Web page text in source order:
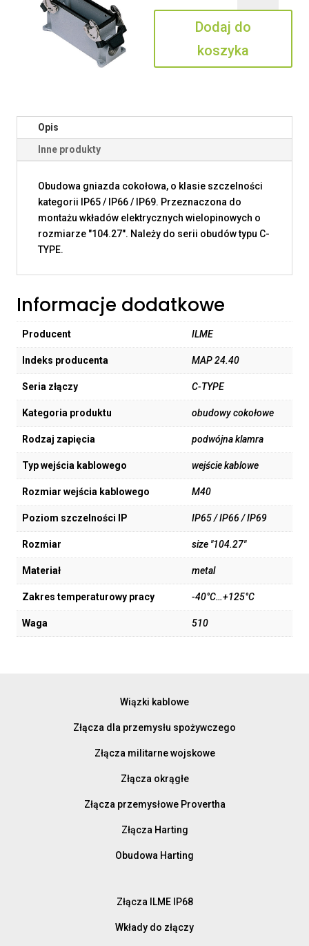
24.40
Dodaj do
koszyka
Opis
Inne produkty
Obudowa gniazda cokołowa, o klasie szczelności
kategorii IP65 / IP66 / IP69. Przeznaczona do
montażu wkładów elektrycznych wielopinowych o
rozmiarze "104.27". Należy do serii obudów typu C-
TYPE.
Informacje dodatkowe
Producent ILME
Indeks producenta MAP 24.40
Seria złączy C-TYPE
Kategoria produktu obudowy cokołowe
Rodzaj zapięcia podwójna klamra
Typ wejścia kablowego wejście kablowe
Rozmiar wejścia kablowego M40
Poziom szczelności IP IP65 / IP66 / IP69
Rozmiar size "104.27"
Materiał metal
Zakres temperaturowy pracy -40°C…+125°C
Waga 510
Wiązki kablowe
Złącza dla przemysłu spożywczego
Złącza militarne wojskowe
Złącza okrągłe
Złącza przemysłowe Provertha
Złącza Harting
Obudowa Harting
Złącza ILME IP68
Wkłady do złączy